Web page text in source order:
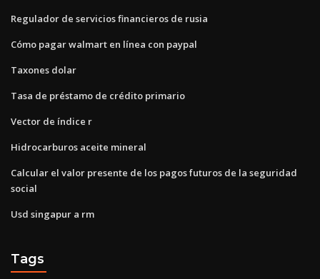
Regulador de servicios financieros de rusia
Cómo pagar walmart en línea con paypal
Taxones dolar
Tasa de préstamo de crédito primario
Vector de índice r
Hidrocarburos aceite mineral
Calcular el valor presente de los pagos futuros de la seguridad
social
Usd singapur a rm
Tags